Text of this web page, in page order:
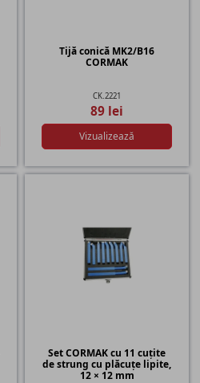
Tijă conică MK2/B16
CORMAK
CK.2221
89 lei
Vizualizează
Set CORMAK cu 11 cuțite
de strung cu plăcuțe lipite,
12 × 12 mm